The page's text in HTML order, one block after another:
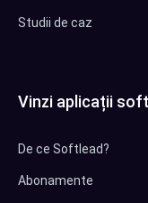
Studii de caz
Vinzi aplicații
De ce Softlead?
Abonamente